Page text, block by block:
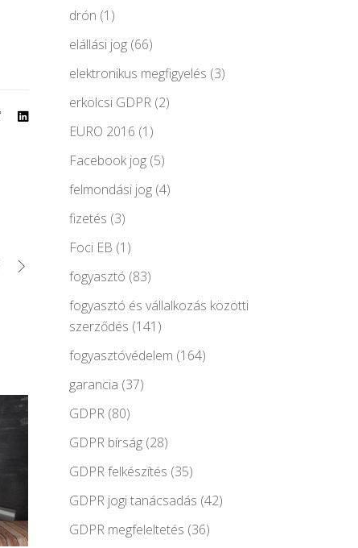
drón (1)
elállási jog(66)
elektronikus megfigyelés (3)
erkölcsi GDPR(2)
EURO 2016 (1)
Facebook jog(5)
felmondási jog(4)
fizetés (3)
Foci EB (1)
fogyasztó (83)
fogyasztó és vállalkozás közötti
szerződés (141)
fogyasztóvédelem (164)
garancia (37)
GDPR(80)
GDPR bírság(28)
GDPR felkészítés (35)
GDPR jogi tanácsadás (42)
GDPR megfeleltetés (36)